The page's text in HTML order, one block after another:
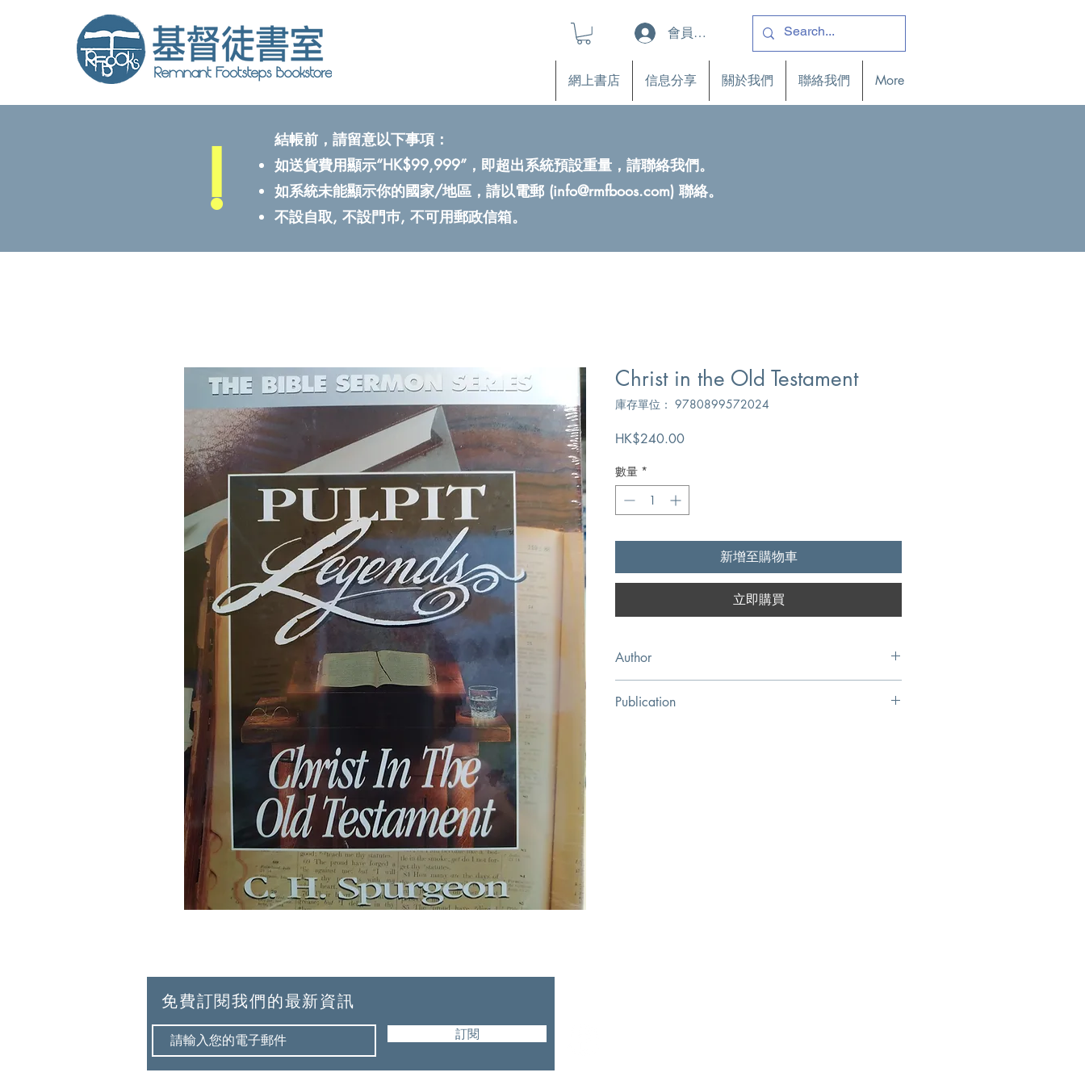
會員登入
網上書店 信息分享 關於我們 聯絡我們 More
!
結帳前，請留意以下事項：
如送貨費用顯示“HK$99,999”，即超出系統預設重量，請聯絡我們。
如系統未能顯示你的國家/地區，請以電郵 (info@rmfboos.com) 聯絡。
不設自取, 不設門巿, 不可用郵政信箱。
Christ in the Old Testament
庫存單位： 9780899572024
HK$240.00價
數量 *
新增至購物車
立即購買
Author
Publication
免費訂閱我們的最新資訊
訂閱